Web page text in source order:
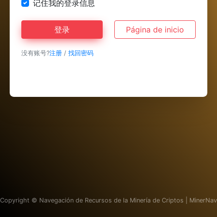
记住我的登录信息
登录 Página de inicio
没有账号?注册 / 找回密码
Copyright © Navegación de Recursos de la Minería de Criptos | MinerNav